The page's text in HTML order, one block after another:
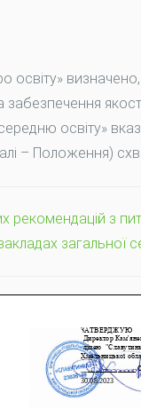
освіту»
освіту»
– Положення)
рекомендацій з
загальної